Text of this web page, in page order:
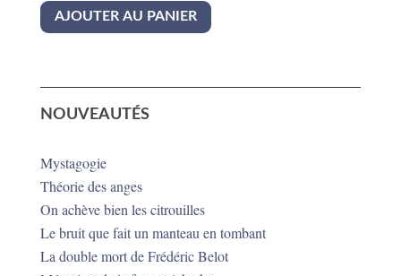
AJOUTER AU PANIER
NOUVEAUTÉS
Mystagogie
Théorie des anges
On achève bien les citrouilles
Le bruit que fait un manteau en tombant
La double mort de Frédéric Belot